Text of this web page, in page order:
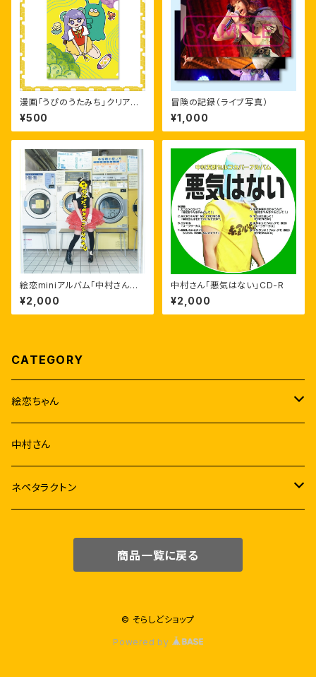
漫画「うぴのうたみち」クリアフ
ァイル
¥500
冒険の記録（ライブ写真）
¥1,000
絵恋miniアルバム「中村さんは
それでいいんですか？」
¥2,000
中村さん「悪気はない」CD-R
¥2,000
CATEGORY
絵恋ちゃん
音源
アルバム
映像
中村さん
ネペタラクトン
商品一覧に戻る
© そらしどショップ
Powered by